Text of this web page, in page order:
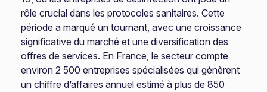
rôle crucial dans les protocoles sanitaires. Cette
période a marqué un tournant, avec une croissance
significative du marché et une diversification des
offres de services. En France, le secteur compte
environ 2 500 entreprises spécialisées qui génèrent
un chiffre d’affaires annuel estimé à plus de 850